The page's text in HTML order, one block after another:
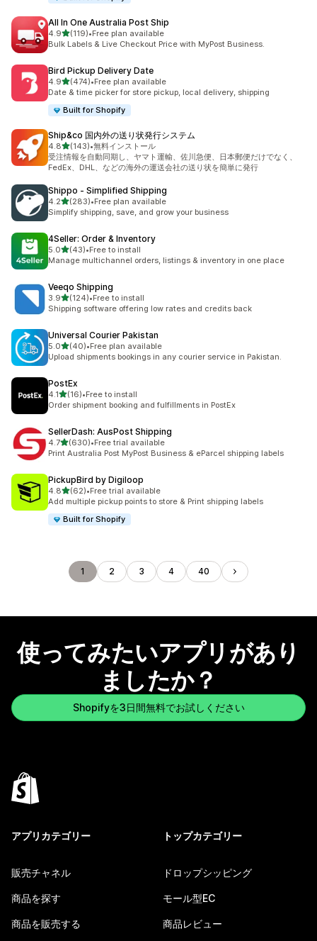
All In One Australia Post Ship
4.95つ星中
(119)
合計レビュー数：119件
•Free plan available
Bulk Labels & Live Checkout Price with MyPost Business.
Bird Pickup Delivery Date
4.95つ星中
(474)
合計レビュー数：474件
•Free plan available
Date & time picker for store pickup, local delivery, shipping
Built for Shopify
Ship&co 国内外の送り状発行システム
4.85つ星中
(143)
合計レビュー数：143件
•無料インストール
受注情報を自動同期し、ヤマト運輸、佐川急便、日本郵便だけでなく、
FedEx、DHL、などの海外の運送会社の送り状を簡単に発行
Shippo ‑ Simplified Shipping
4.25つ星中
(283)
合計レビュー数：283件
•Free plan available
Simplify shipping, save, and grow your business
4Seller: Order & Inventory
5.05つ星中
(43)
合計レビュー数：43件
•Free to install
Manage multichannel orders, listings & inventory in one place
Veeqo Shipping
3.95つ星中
(124)
合計レビュー数：124件
•Free to install
Shipping software offering low rates and credits back
Universal Courier Pakistan
5.05つ星中
(40)
合計レビュー数：40件
•Free plan available
Upload shipments bookings in any courier service in Pakistan.
PostEx
4.15つ星中
(16)
合計レビュー数：16件
•Free to install
Order shipment booking and fulfillments in PostEx
SellerDash: AusPost Shipping
4.75つ星中
(630)
合計レビュー数：630件
•Free trial available
Print Australia Post MyPost Business & eParcel shipping labels
PickupBird by Digiloop
4.85つ星中
(62)
合計レビュー数：62件
•Free trial available
Add multiple pickup points to store & Print shipping labels
Built for Shopify
1 2 3 4 40
使ってみたいアプリがあり
ましたか？
Shopifyを3日間無料でお試しください
アプリカテゴリー
販売チャネル
商品を探す
商品を販売する
トップカテゴリー
ドロップシッピング
モール型EC
商品レビュー